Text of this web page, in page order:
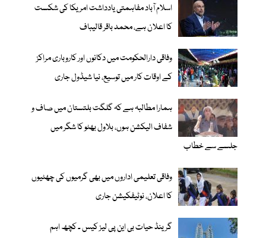
اسلام آباد مفاہمتی یادداشت امریکا کی شکست
کا اعلان ہے، محمد باقر قالیباف
وفاقی دارالحکومت میں دکانوں اور کاروباری مراکز
کے اوقات کار میں توسیع، نیا شیڈول جاری
ہمارا مطالبہ ہے کہ گلگت بلتستان میں صاف و
شفاف الیکشن ہوں، بلاول بھٹو کا شگر میں
جلسے سے خطاب
وفاقی تعلیمی اداروں میں بھی گرمیوں کی چھٹیوں
کا اعلان، نوٹیفکیشن جاری
گرینڈ حیات بی این پی لیز کیس ۔ کچھ اہم